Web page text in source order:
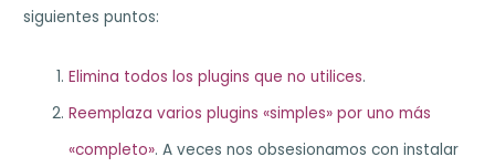
siguientes puntos:
Elimina todos los plugins que no utilices.
Reemplaza varios plugins «simples» por uno más
«completo». A veces nos obsesionamos con instalar